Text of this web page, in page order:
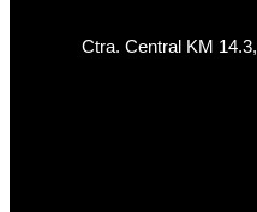
Ctra. Central KM 14.3,